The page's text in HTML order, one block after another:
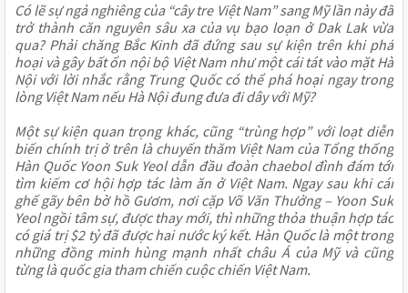
Có lẽ sự ngả nghiêng của “cây tre Việt Nam” sang Mỹ lần này đã
trở thành căn nguyên sâu xa của vụ bạo loạn ở Dak Lak vừa
qua? Phải chăng Bắc Kinh đã đứng sau sự kiện trên khi phá
hoại và gây bất ổn nội bộ Việt Nam như một cái tát vào mặt Hà
Nội với lời nhắc rằng Trung Quốc có thể phá hoại ngay trong
lòng Việt Nam nếu Hà Nội đung đưa đi dây với Mỹ?
Một sự kiện quan trọng khác, cũng “trùng hợp” với loạt diễn
biến chính trị ở trên là chuyến thăm Việt Nam của Tổng thống
Hàn Quốc Yoon Suk Yeol dẫn đầu đoàn chaebol đình đám tới
tìm kiếm cơ hội hợp tác làm ăn ở Việt Nam. Ngay sau khi cái
ghế gãy bên bờ hồ Gươm, nơi cặp Võ Văn Thưởng – Yoon Suk
Yeol ngồi tâm sự, được thay mới, thì những thỏa thuận hợp tác
có giá trị $2 tỷ đã được hai nước ký kết. Hàn Quốc là một trong
những đồng minh hùng mạnh nhất châu Á của Mỹ và cũng
từng là quốc gia tham chiến cuộc chiến Việt Nam.